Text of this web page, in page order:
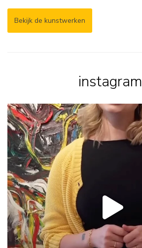
Bekijk de kunstwerken
instagram
𝗦𝗼𝗺𝗺𝗶𝗴𝗲 𝘀𝗰𝗵𝗶𝗹𝗱𝗲𝗿𝗶𝗷𝗲𝗻
7 1